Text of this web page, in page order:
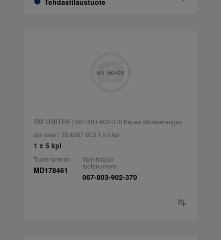
Tehdastilaustuote
3M UNITEK| 067-803-902-370 Kapea Molaarirengas
ala vasen 35 &067-803 1 x 5 kpl
1 x 5 kpl
Tuotenumero:
MD178461
Valmistajan
tuotenumero:
067-803-902-370